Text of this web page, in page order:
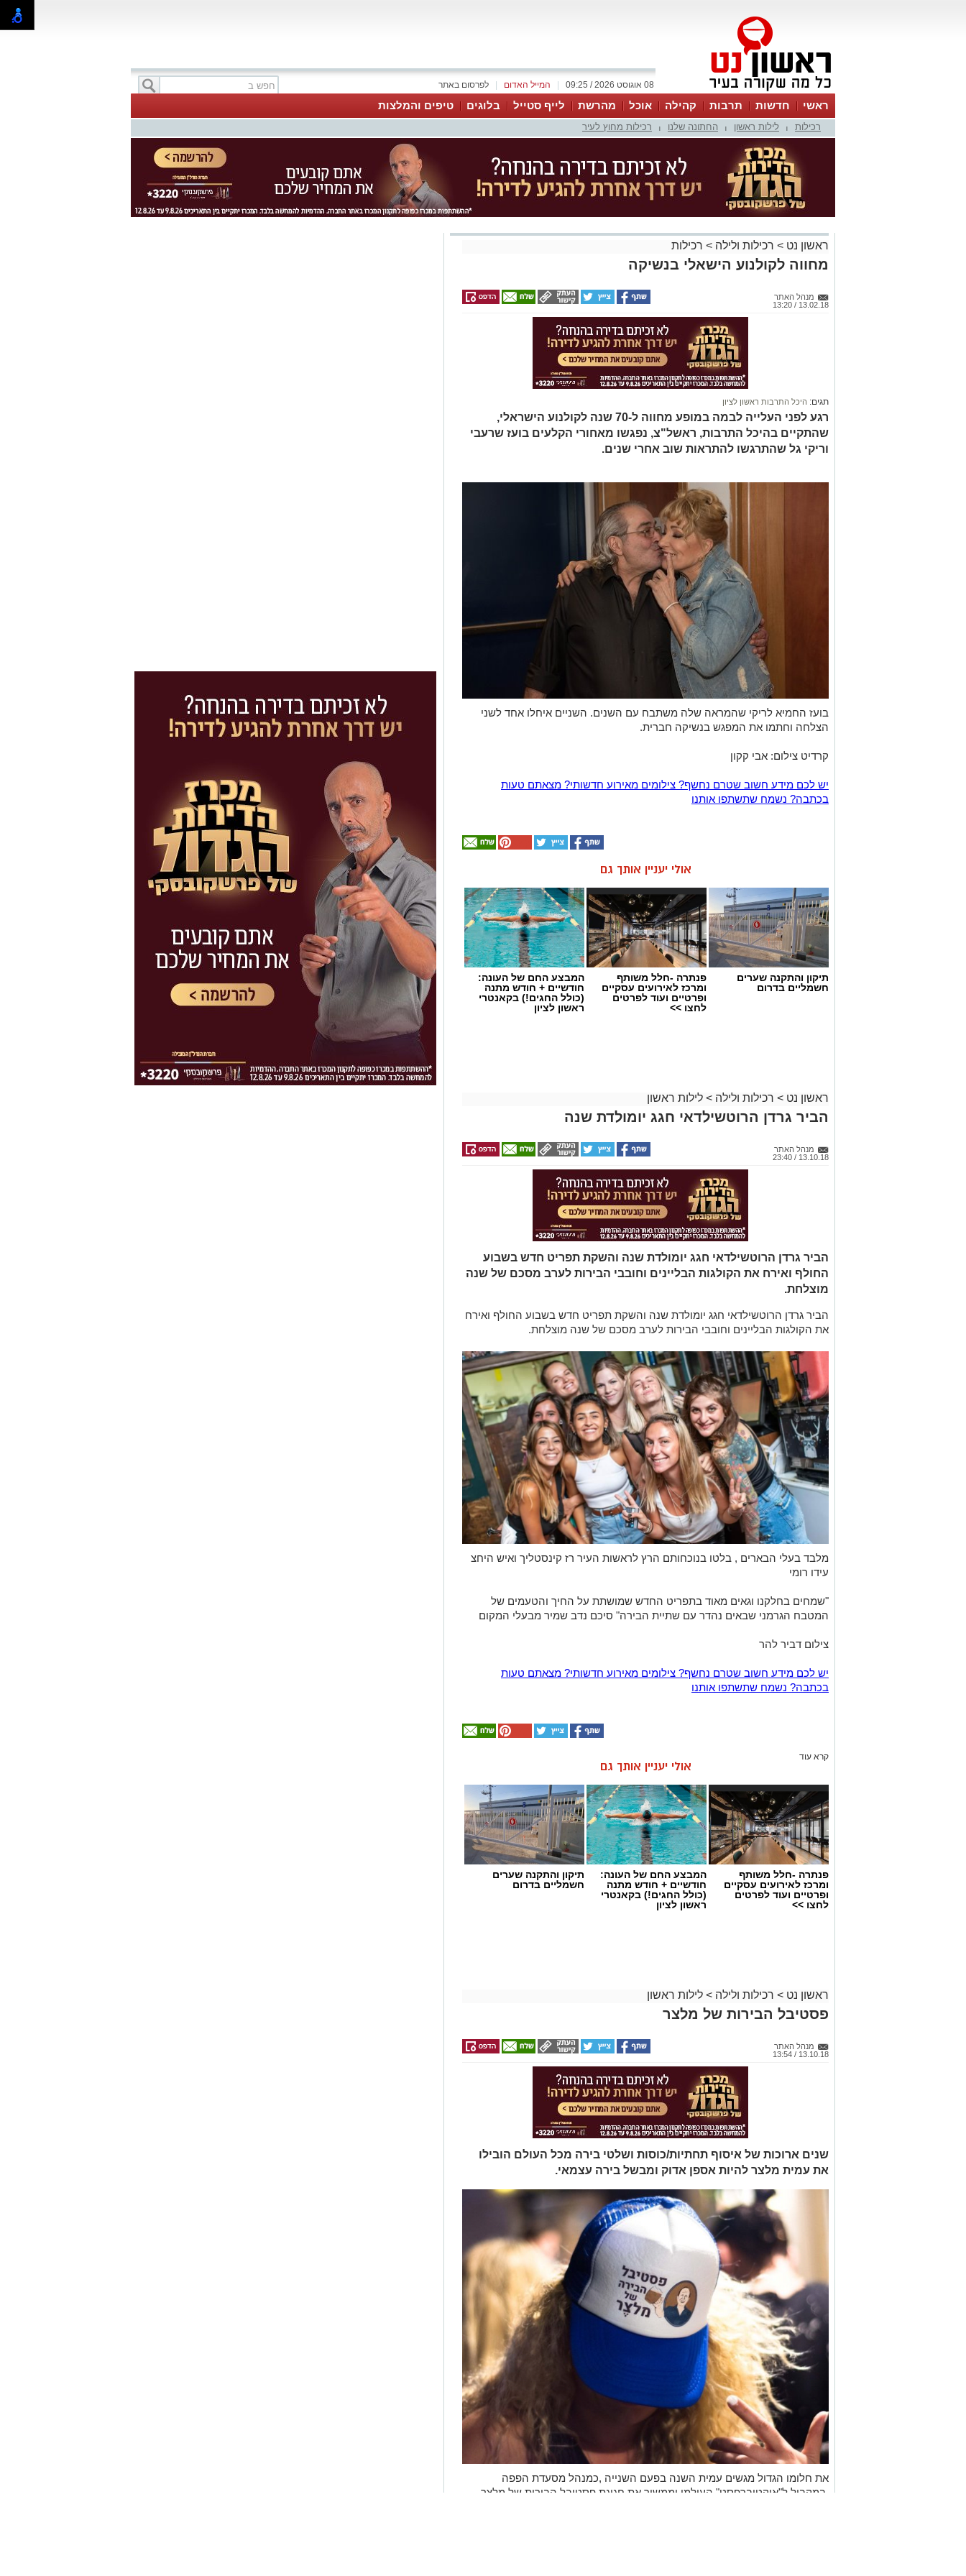
לפרסום באתר המייל האדום 08 אוגוסט 2026 / 09:25
ראשי חדשות תרבות קהילה אוכל מהרשת לייף סטייל בלוגים טיפים והמלצות
רכילות לילות ראשון החתונה שלנו רכילות מחוץ לעיר
ראשון נט > רכילות ולילה > רכילות
מחווה לקולנוע הישאלי בנשיקה
מנהל האתר
13.02.18 / 13:20
תגים: היכל התרבות ראשון לציון
רגע לפני העלייה לבמה במופע מחווה ל-70 שנה לקולנוע הישראלי,
שהתקיים בהיכל התרבות, ראשל"צ, נפגשו מאחורי הקלעים בועז שרעבי
וריקי גל שהתרגשו להתראות שוב אחרי שנים.
בועז החמיא לריקי שהמראה שלה משתבח עם השנים. השניים איחלו אחד לשני
הצלחה וחתמו את המפגש בנשיקה חברית.
קרדיט צילום: אבי קקון
יש לכם מידע חשוב שטרם נחשף? צילומים מאירוע חדשותי? מצאתם טעות
בכתבה? נשמח שתשתפו אותנו
אולי יעניין אותך גם
תיקון והתקנה שערים
חשמליים בדרום
פנתרה -חלל משותף
ומרכז לאירועים עסקיים
ופרטיים ועוד לפרטים
לחצו >>
המבצע החם של העונה:
חודשיים + חודש מתנה
(כולל החגים!) בקאנטרי
ראשון לציון
ראשון נט > רכילות ולילה > לילות ראשון
הביר גרדן הרוטשילדאי חגג יומולדת שנה
מנהל האתר
13.10.18 / 23:40
הביר גרדן הרוטשילדאי חגג יומולדת שנה והשקת תפריט חדש בשבוע
החולף ואירח את הקולגות הבליינים וחובבי הבירות לערב מסכם של שנה
מוצלחת.
הביר גרדן הרוטשילדאי חגג יומולדת שנה והשקת תפריט חדש בשבוע החולף ואירח
את הקולגות הבליינים וחובבי הבירות לערב מסכם של שנה מוצלחת.
מלבד בעלי הבארים , בלטו בנוכחותם הרץ לראשות העיר רז קינסטליך ואיש היחצ
עידו רומי
"שמחים בחלקנו וגאים מאוד בתפריט החדש שמושתת על החיך והטעמים של
המטבח הגרמני שבאים נהדר עם שתיית הבירה" סיכם נדב שמיר מבעלי המקום
צילום דביר להר
יש לכם מידע חשוב שטרם נחשף? צילומים מאירוע חדשותי? מצאתם טעות
בכתבה? נשמח שתשתפו אותנו
קרא עוד
אולי יעניין אותך גם
פנתרה -חלל משותף
ומרכז לאירועים עסקיים
ופרטיים ועוד לפרטים
לחצו >>
המבצע החם של העונה:
חודשיים + חודש מתנה
(כולל החגים!) בקאנטרי
ראשון לציון
תיקון והתקנה שערים
חשמליים בדרום
ראשון נט > רכילות ולילה > לילות ראשון
פסטיבל הבירות של מלצר
מנהל האתר
13.10.18 / 13:54
שנים ארוכות של איסוף תחתיות/כוסות ושלטי בירה מכל העולם הובילו
את עמית מלצר להיות אספן אדוק ומבשל בירה עצמאי.
את חלומו הגדול מגשים עמית השנה בפעם השנייה ,כמנהל מסעדת הפפה
,במקביל ל"אוקטוברפסט" העולמי וממשיך את חגיגת פסטיבל הבירות של מלצר,